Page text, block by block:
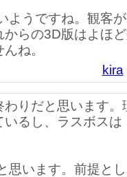
ようですね。観客
からの3D版はよほ
ね。
kira
りだと思います。
いるし、ラスボス
思います。前提と